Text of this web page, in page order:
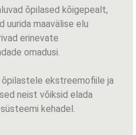
õpilased kõigepealt,
uurida maavälise elu
erinevate
omadusi.
ekstreemofiile ja
neist võiksid elada
kehadel.